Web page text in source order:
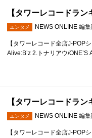
【タワーレコードラ
エンタメ NEWS ONLINE 編
【タワーレコード全店J-POP
Alive:B’z 2.トナリアウ/
【タワーレコードラ
エンタメ NEWS ONLINE 編
【タワーレコード全店J-POP